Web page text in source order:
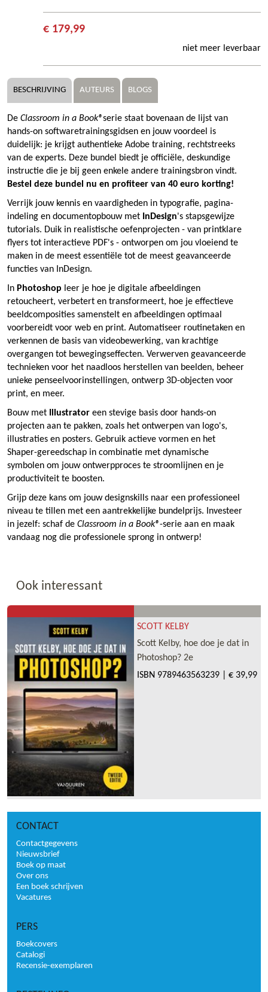
€ 179,99
niet meer leverbaar
BESCHRIJVING AUTEURS BLOGS
De Classroom in a Book®serie staat bovenaan de lijst van
hands-on softwaretrainingsgidsen en jouw voordeel is
duidelijk: je krijgt authentieke Adobe training, rechtstreeks
van de experts. Deze bundel biedt je officiële, deskundige
instructie die je bij geen enkele andere trainingsbron vindt.
Bestel deze bundel nu en profiteer van 40 euro korting!
Verrijk jouw kennis en vaardigheden in typografie, pagina-
indeling en documentopbouw met InDesign's stapsgewijze
tutorials. Duik in realistische oefenprojecten - van printklare
flyers tot interactieve PDF's - ontworpen om jou vloeiend te
maken in de meest essentiële tot de meest geavanceerde
functies van InDesign.
In Photoshop leer je hoe je digitale afbeeldingen
retoucheert, verbetert en transformeert, hoe je effectieve
beeldcomposities samenstelt en afbeeldingen optimaal
voorbereidt voor web en print. Automatiseer routinetaken en
verkennen de basis van videobewerking, van krachtige
overgangen tot bewegingseffecten. Verwerven geavanceerde
technieken voor het naadloos herstellen van beelden, beheer
unieke penseelvoorinstellingen, ontwerp 3D-objecten voor
print, en meer.
Bouw met
Illustrator een stevige basis door hands-on
projecten aan te pakken, zoals het ontwerpen van logo's,
illustraties en posters. Gebruik actieve vormen en het
Shaper-gereedschap in combinatie met dynamische
symbolen om jouw ontwerpproces te stroomlijnen en je
productiviteit te boosten.
Grijp deze kans om jouw designskills naar een professioneel
niveau te tillen met een aantrekkelijke bundelprijs. Investeer
in jezelf: schaf de Classroom in a Book®-serie aan en maak
vandaag nog die professionele sprong in ontwerp!
Ook interessant
SCOTT KELBY
Scott Kelby, hoe doe je dat in
Photoshop? 2e
ISBN 9789463563239 € 39,99
CONTACT
Contactgegevens
Nieuwsbrief
Boek op maat
Over ons
Een boek schrijven
Vacatures
PERS
Boekcovers
Catalogi
Recensie-exemplaren